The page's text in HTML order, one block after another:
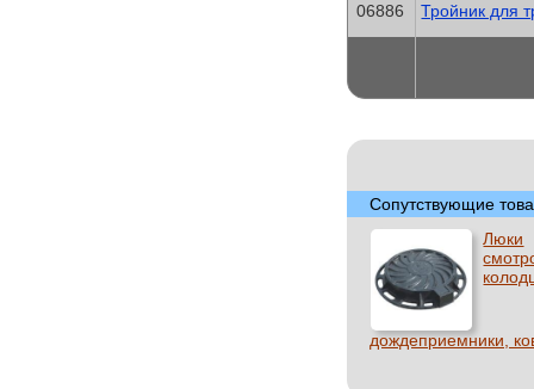
06886 Тройник для
Сопутствующие
Люки
дождеприемники,